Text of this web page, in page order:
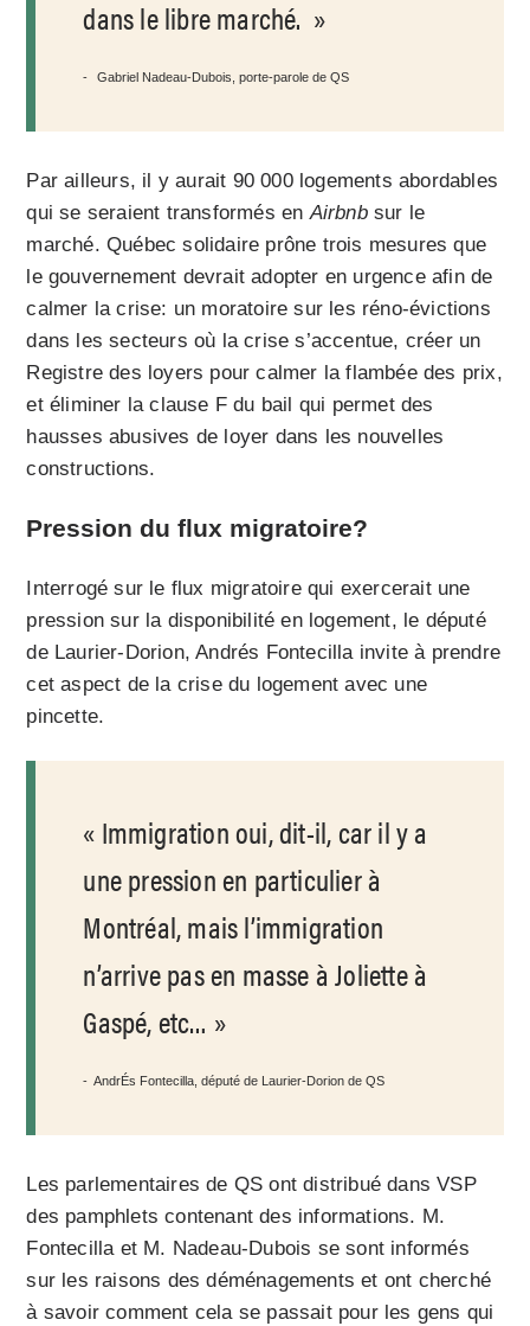
dans le libre marché.
Gabriel Nadeau-Dubois, porte-parole de QS
Par ailleurs, il y aurait 90 000 logements abordables
qui se seraient transformés enAirbnbsur le
marché. Québec solidaire prône trois mesures que
le gouvernement devrait adopter en urgence afin de
calmer la crise: un moratoire sur les réno-évictions
dans les secteurs où la crise s’accentue, créer un
Registre des loyers pour calmer la flambée des prix,
et éliminer la clause F du bail qui permet des
hausses abusives de loyer dans les nouvelles
constructions.
Pression du flux migratoire?
Interrogé sur le flux migratoire qui exercerait une
pression sur la disponibilité en logement, le député
de Laurier-Dorion, Andrés Fontecilla invite à prendre
cet aspect de la crise du logement avec une
pincette.
Immigration oui, dit-il, car il y a
une pression en particulier à
Montréal, mais l’immigration
n’arrive pas en masse à Joliette à
Gaspé, etc…
AndrÉs Fontecilla, député de Laurier-Dorion de QS
Les parlementaires de QS ont distribué dans VSP
des pamphlets contenant des informations. M.
Fontecilla et M. Nadeau-Dubois se sont informés
sur les raisons des déménagements et ont cherché
à savoir comment cela se passait pour les gens qui